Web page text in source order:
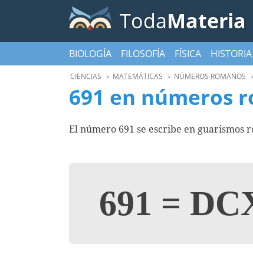
TodaMateria
BIOLOGÍA FILOSOFÍA FÍSICA HISTORIA
CIENCIAS MATEMÁTICAS NÚMEROS ROMANOS
691 en números
El número 691 se escribe en guarismos
691 =